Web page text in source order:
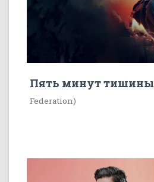
Пять минут тишины
Federation)